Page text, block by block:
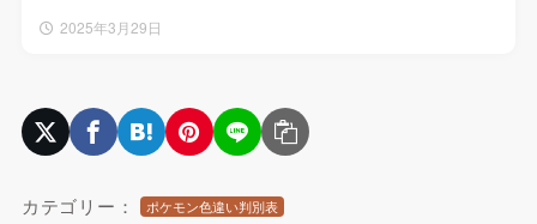
2025年3月29日
カテゴリー： ポケモン色違い判別表